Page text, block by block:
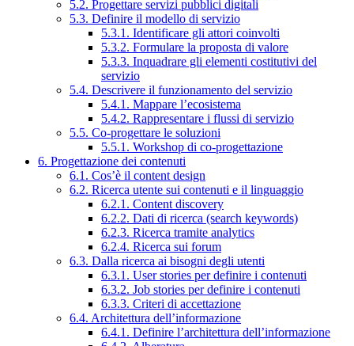
5.2. Progettare servizi pubblici digitali
5.3. Definire il modello di servizio
5.3.1. Identificare gli attori coinvolti
5.3.2. Formulare la proposta di valore
5.3.3. Inquadrare gli elementi costitutivi del
servizio
5.4. Descrivere il funzionamento del servizio
5.4.1. Mappare l’ecosistema
5.4.2. Rappresentare i flussi di servizio
5.5. Co-progettare le soluzioni
5.5.1. Workshop di co-progettazione
6. Progettazione dei contenuti
6.1. Cos’è il content design
6.2. Ricerca utente sui contenuti e il linguaggio
6.2.1. Content discovery
6.2.2. Dati di ricerca (search keywords)
6.2.3. Ricerca tramite analytics
6.2.4. Ricerca sui forum
6.3. Dalla ricerca ai bisogni degli utenti
6.3.1. User stories per definire i contenuti
6.3.2. Job stories per definire i contenuti
6.3.3. Criteri di accettazione
6.4. Architettura dell’informazione
6.4.1. Definire l’architettura dell’informazione